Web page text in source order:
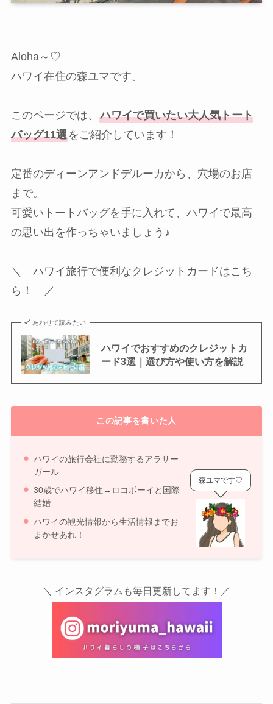
Aloha～♡
ハワイ在住の森ユマです。
このページでは、 ハワイで買いたい大人気トート
バッグ11選をご紹介しています！
定番のディーンアンドデルーカから、穴場のお店
まで。
可愛いトートバッグを手に入れて、ハワイで最高
の思い出を作っちゃいましょう♪
＼ ハワイ旅行で便利なクレジットカードはこち
ら！ ／
あわせて読みたい
ハワイでおすすめのクレジットカ
ード3選｜選び方や使い方を解説
この記事を書いた人
ハワイの旅行会社に勤務するアラサー
ガール
30歳でハワイ移住→ロコボーイと国際
結婚
ハワイの観光情報から生活情報までお
まかせあれ！
森ユマです♡
＼ インスタグラムも毎日更新してます！／